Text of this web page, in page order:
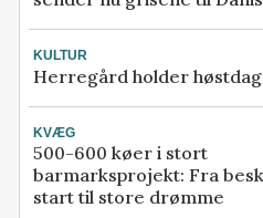
KULTUR
Herregård holder høstdag
KVÆG
500-600 køer i stort
barmarksprojekt: Fra
start til store drømme